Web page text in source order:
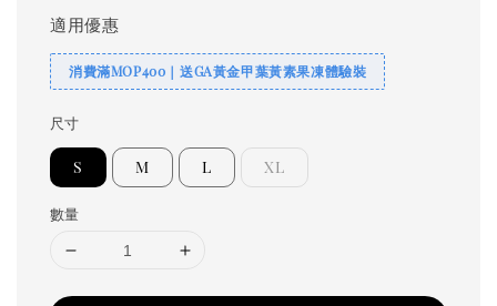
適用優惠
消費滿MOP400｜送GA黃金甲葉黃素果凍體驗裝
尺寸
S M L XL
數量